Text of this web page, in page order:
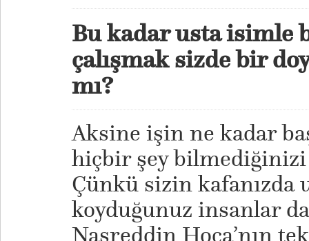
Bu kadar usta isimle
çalışmak sizde bir
mı?
Aksine işin ne kadar
hiçbir şey
Çünkü sizin kafanızda
koyduğunuz insanlar
Nasreddin Hoca’nın